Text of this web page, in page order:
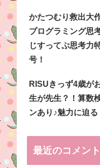
かたつむり救出大
プログラミング思
じすってぷ思考力
号！
RISUきっず4歳が
生が先生？！算数
ンあり♪魅力に迫る
最近のコメント